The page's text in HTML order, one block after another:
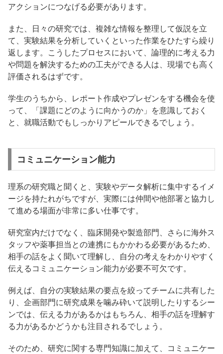
アクションにつなげる必要があります。
また、日々の研究では、複雑な情報を整理して仮説を立
て、実験結果を分析していくといった作業をひたすら繰り
返します。こうしたプロセスにおいて、論理的に考える力
や問題を解決するための工夫ができる人は、現場でも高く
評価されるはずです。
学生のうちから、レポート作成やプレゼンをする機会を使
って、「課題にどのように向かうのか」を意識しておく
と、就職活動でもしっかりアピールできるでしょう。
コミュニケーション能力
理系の研究職と聞くと、実験やデータ解析に集中するイメ
ージを持たれがちですが、実際には仲間や他部署と協力し
て進める場面が非常に多い仕事です。
研究室内だけでなく、臨床開発や製造部門、さらに海外ス
タッフや薬事担当との連携にもかかわる必要があるため、
相手の話をよく聞いて理解し、自分の考えをわかりやすく
伝えるコミュニケーション能力が必要不可欠です。
例えば、自分の実験結果の要点を絞ってチームに共有した
り、企画部門に研究成果を噛み砕いて説明したりするシー
ンでは、伝える力があるかはもちろん、相手の話を理解す
る力があるかどうかも注目されるでしょう。
そのため、研究に関する専門知識に加えて、コミュニケー